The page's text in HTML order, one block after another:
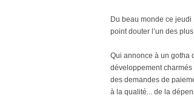
Du beau monde ce
point douter l’un des
Qui annonce à un gotha
développement
des demandes de
à la qualité... de la